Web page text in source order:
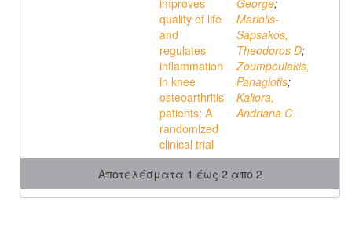
improves
quality of life
and
regulates
inflammation
in knee
osteoarthritis
patients; A
randomized
clinical trial
George;
Mariolis-
Sapsakos,
Theodoros D;
Zoumpoulakis,
Panagiotis;
Kaliora,
Andriana C
Αποτελέσματα 1 έως 2 από 2